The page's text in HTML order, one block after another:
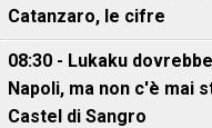
Catanzaro, le cifre
08:30 - Lukaku
Napoli, ma non c'è mai
Castel di Sangro